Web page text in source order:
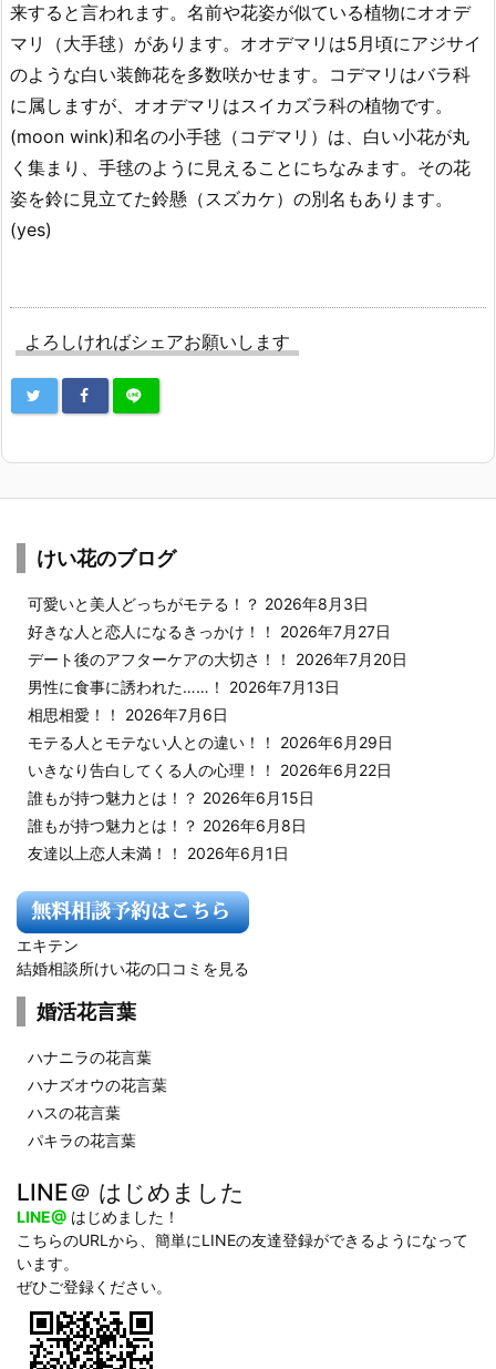
来すると言われます。名前や花姿が似ている植物にオオデ
マリ（大手毬）があります。オオデマリは5月頃にアジサイ
のような白い装飾花を多数咲かせます。コデマリはバラ科
に属しますが、オオデマリはスイカズラ科の植物です。
(moon wink)和名の小手毬（コデマリ）は、白い小花が丸
く集まり、手毬のように見えることにちなみます。その花
姿を鈴に見立てた鈴懸（スズカケ）の別名もあります。
(yes)
よろしければシェアお願いします
けい花のブログ
可愛いと美人どっちがモテる！？ 2026年8月3日
好きな人と恋人になるきっかけ！！
2026年7月27日
デート後のアフターケアの大切さ！！
2026年7月20日
男性に食事に誘われた……！
2026年7月13日
相思相愛！！
2026年7月6日
モテる人とモテない人との違い！！
2026年6月29日
いきなり告白してくる人の心理！！
2026年6月22日
誰もが持つ魅力とは！？ 2026年6月15日
誰もが持つ魅力とは！？ 2026年6月8日
友達以上恋人未満！！
2026年6月1日
エキテン
結婚相談所けい花の口コミを見る
婚活花言葉
ハナニラの花言葉
ハナズオウの花言葉
ハスの花言葉
パキラの花言葉
LINE＠ はじめました
LINE@ はじめました！
こちらのURLから、簡単にLINEの友達登録ができるようになって
います。
ぜひご登録ください。